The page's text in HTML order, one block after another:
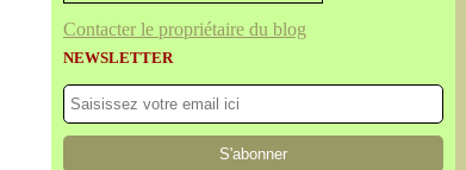
Contacter le propriétaire du blog
NEWSLETTER